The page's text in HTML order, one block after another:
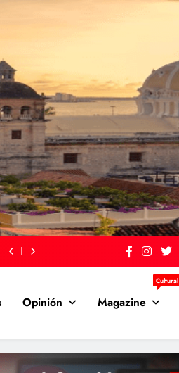
Opinión Magazine
Cultural